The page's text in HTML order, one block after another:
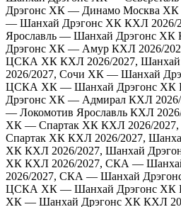
Дрэгонс ХК — Динамо Москва ХК
— Шанхай Дрэгонс ХК КХЛ 2026/
Ярославль — Шанхай Дрэгонс ХК
Дрэгонс ХК — Амур КХЛ 2026/
ЦСКА ХК КХЛ 2026/2027,
2026/2027, Сочи ХК — Шанхай
ЦСКА ХК — Шанхай Дрэгонс ХК
Дрэгонс ХК — Адмирал КХЛ
— Локомотив Ярославль КХЛ
ХК — Спартак ХК КХЛ 2026/
Спартак ХК КХЛ 2026/2027,
ХК КХЛ 2026/2027, Шанхай
ХК КХЛ 2026/2027, СКА —
2026/2027, СКА — Шанхай
ЦСКА ХК — Шанхай Дрэгонс ХК
ХК — Шанхай Дрэгонс ХК КХЛ